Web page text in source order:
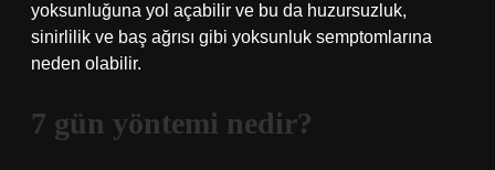
yoksunluğuna yol açabilir ve bu da huzursuzluk,
sinirlilik ve baş ağrısı gibi yoksunluk semptomlarına
neden olabilir.
7 gün yöntemi nedir?